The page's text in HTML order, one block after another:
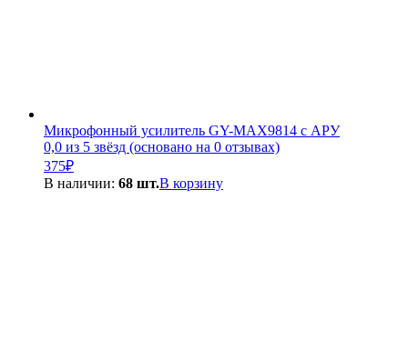
Микрофонный усилитель GY-MAX9814 с АРУ
0,0 из 5 звёзд (основано на 0 отзывах)
375₽
В наличии: 68 шт.В корзину